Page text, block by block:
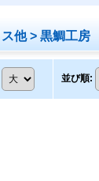
他 > 黒鯛工房
並び順: